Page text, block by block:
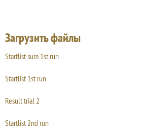
Загрузить файлы
Startlist sum 1st run
Startlist 1st run
Result trial 2
Startlist 2nd run